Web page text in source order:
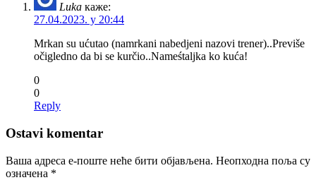
Luka каже:
27.04.2023. у 20:44
Mrkan su ućutao (namrkani nabedjeni nazovi trener)..Previše
očigledno da bi se kurčio..Nameśtaljka ko kuća!
0
0
Reply
Ostavi komentar
Ваша адреса е-поште неће бити објављена. Неопходна поља су
означена *